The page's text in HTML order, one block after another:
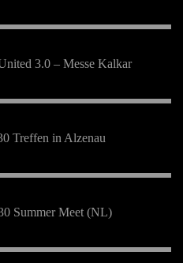
3.0 – Messe Kalkar
Treffen in Alzenau
Summer Meet (NL)